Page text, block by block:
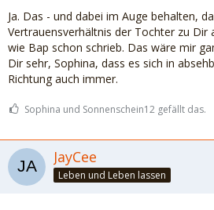
Ja. Das - und dabei im Auge behalten,
Vertrauensverhältnis der Tochter zu Dir
wie Bap schon schrieb. Das wäre mir
Dir sehr, Sophina, dass es sich in
Richtung auch immer.
Sophina und Sonnenschein12 gefällt das.
JayCee
Leben und Leben lassen